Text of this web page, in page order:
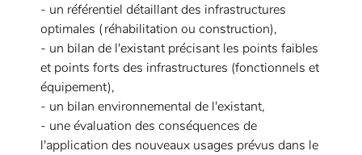
- un référentiel détaillant des infrastructures
optimales (réhabilitation ou construction),
- un bilan de l'existant précisant les points faibles
et points forts des infrastructures (fonctionnels et
équipement),
- un bilan environnemental de l'existant,
- une évaluation des conséquences de
l'application des nouveaux usages prévus dans le